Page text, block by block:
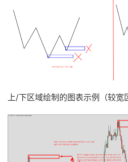
上/下区域绘制的图表示例（较宽